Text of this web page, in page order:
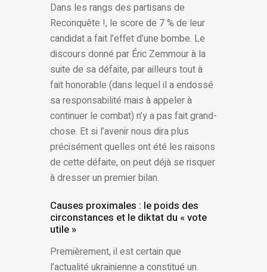
Dans les rangs des partisans de
Reconquête !, le score de 7 % de leur
candidat a fait l’effet d’une bombe. Le
discours donné par Éric Zemmour à la
suite de sa défaite, par ailleurs tout à
fait honorable (dans lequel il a endossé
sa responsabilité mais à appeler à
continuer le combat) n’y a pas fait grand-
chose. Et si l’avenir nous dira plus
précisément quelles ont été les raisons
de cette défaite, on peut déjà se risquer
à dresser un premier bilan.
Causes proximales : le poids des
circonstances et le diktat du « vote
utile »
Premièrement, il est certain que
l’actualité ukrainienne a constitué un